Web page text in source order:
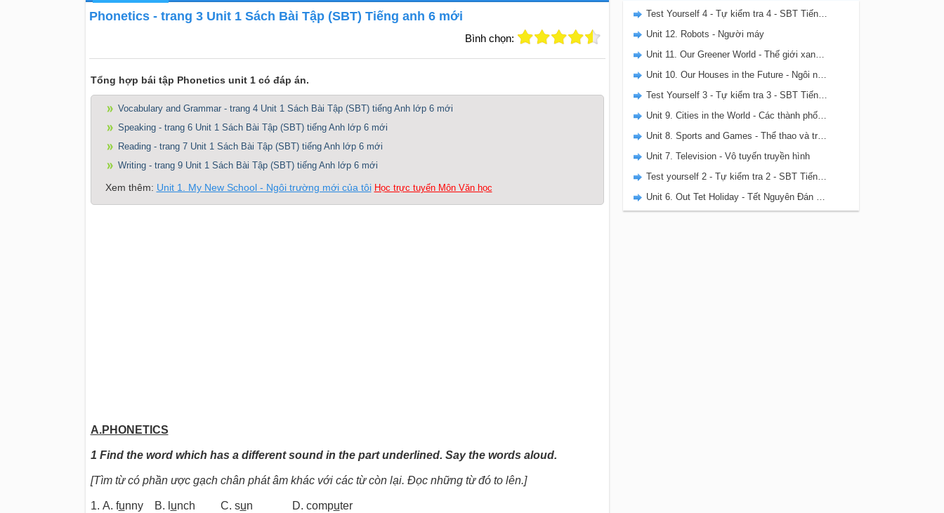
Phonetics - trang 3 Unit 1 Sách Bài Tập (SBT) Tiếng anh 6 mới
Bình chọn:
Tổng hợp bái tập Phonetics unit 1 có đáp án.
Vocabulary and Grammar - trang 4 Unit 1 Sách Bài Tập (SBT) tiếng Anh lớp 6 mới
Speaking - trang 6 Unit 1 Sách Bài Tập (SBT) tiếng Anh lớp 6 mới
Reading - trang 7 Unit 1 Sách Bài Tập (SBT) tiếng Anh lớp 6 mới
Writing - trang 9 Unit 1 Sách Bài Tập (SBT) tiếng Anh lớp 6 mới
Xem thêm: Unit 1. My New School - Ngôi trường mới của tôi Học trực tuyến Môn Văn học
A.PHONETICS
1 Find the word which has a different sound in the part underlined. Say the words aloud.
[Tìm từ có phần ược gạch chân phát âm khác với các từ còn lại. Đọc những từ đó to lên.]
1. A. funny B. l unch C. sun D. computer
Test Yourself 4 - Tự kiểm tra 4 - SBT Tiếng Anh 6 mới
Unit 12. Robots - Người máy
Unit 11. Our Greener World - Thế giới xanh hơn của chúng ta
Unit 10. Our Houses in the Future - Ngôi nhà của chúng ta trong tương lai
Test Yourself 3 - Tự kiểm tra 3 - SBT Tiếng Anh 6 mới
Unit 9. Cities in the World - Các thành phố trên thế giới
Unit 8. Sports and Games - Thể thao và trò chơi
Unit 7. Television - Vô tuyến truyền hình
Test yourself 2 - Tự kiểm tra 2 - SBT Tiếng Anh 6 mới
Unit 6. Out Tet Holiday - Tết Nguyên Đán của chúng ta